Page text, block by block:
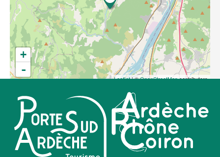
+
-
Leaflet| ©OpenStreetMapcontributors